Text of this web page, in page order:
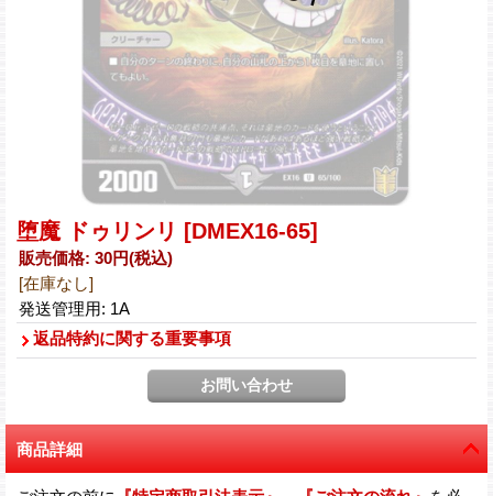
堕魔 ドゥリンリ [DMEX16-65]
販売価格: 30円(税込)
[在庫なし]
発送管理用: 1A
返品特約に関する重要事項
商品詳細